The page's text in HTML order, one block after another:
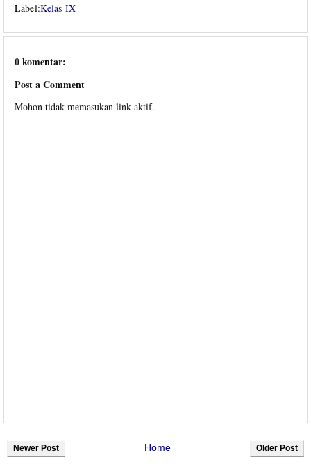
Label:Kelas IX
0 komentar:
Post a Comment
Mohon tidak memasukan link aktif.
Newer Post Older Post
Home